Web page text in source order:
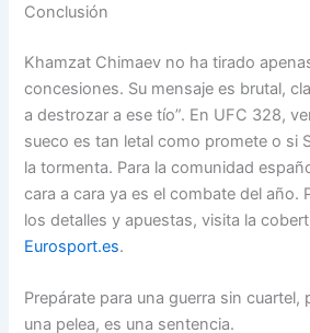
Conclusión
Khamzat Chimaev no ha tirado
concesiones. Su mensaje es brutal,
a destrozar a ese tío”. En UFC 328,
sueco es tan letal como promete o si
la tormenta. Para la comunidad
cara a cara ya es el combate del año.
los detalles y apuestas, visita la
Eurosport.es.
Prepárate para una guerra sin cuartel,
una pelea, es una sentencia.